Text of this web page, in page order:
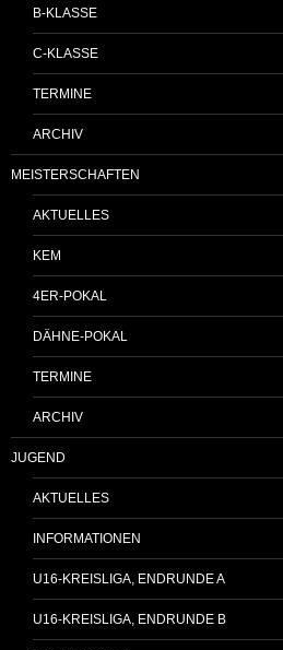
B-KLASSE
C-KLASSE
TERMINE
ARCHIV
MEISTERSCHAFTEN
AKTUELLES
KEM
4ER-POKAL
DÄHNE-POKAL
TERMINE
ARCHIV
JUGEND
AKTUELLES
INFORMATIONEN
U16-KREISLIGA, ENDRUNDE A
U16-KREISLIGA, ENDRUNDE B